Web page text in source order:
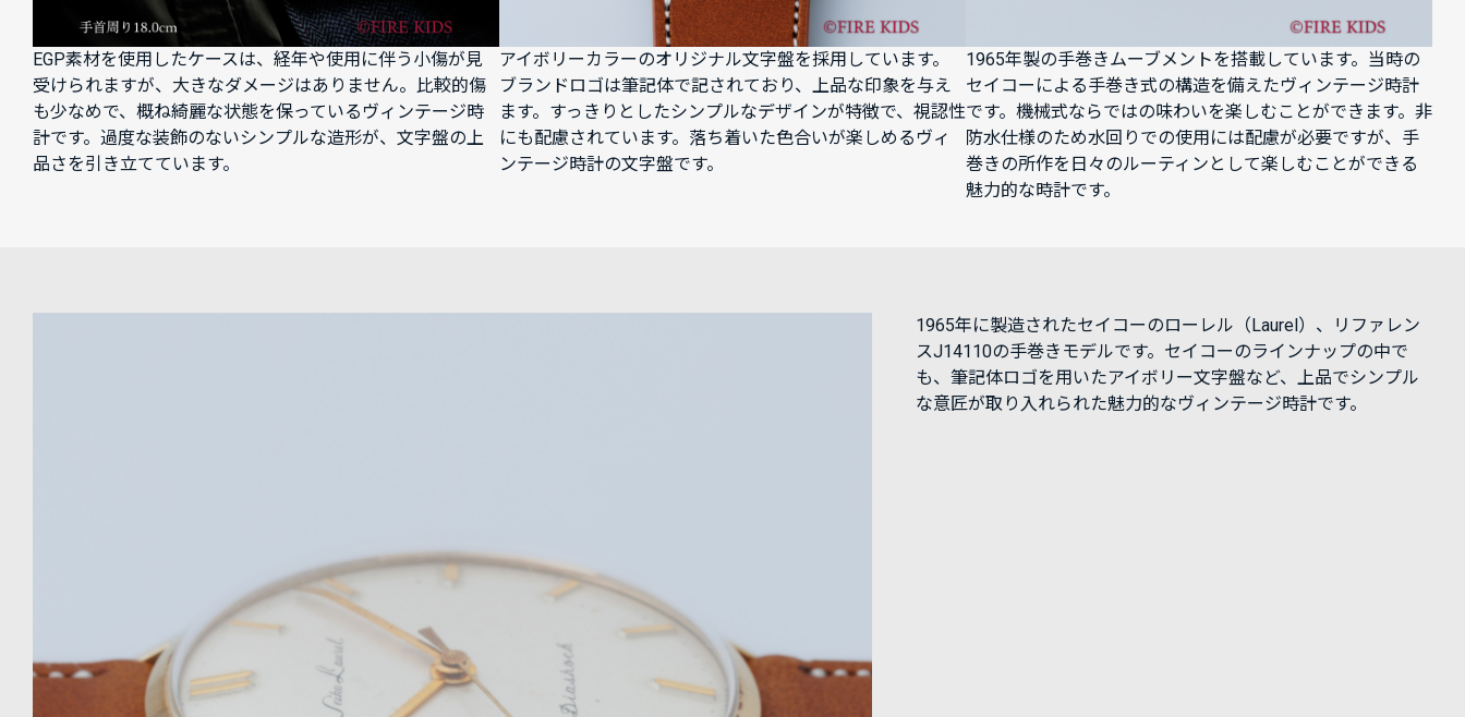
EGP素材を使用したケースは、経年や使用に伴う小傷が見
受けられますが、大きなダメージはありません。比較的傷
も少なめで、概ね綺麗な状態を保っているヴィンテージ時
計です。過度な装飾のないシンプルな造形が、文字盤の上
品さを引き立てています。
アイボリーカラーのオリジナル文字盤を採用しています。
ブランドロゴは筆記体で記されており、上品な印象を与え
ます。すっきりとしたシンプルなデザインが特徴で、視認性
にも配慮されています。落ち着いた色合いが楽しめるヴィ
ンテージ時計の文字盤です。
1965年製の手巻きムーブメントを搭載しています。当時の
セイコーによる手巻き式の構造を備えたヴィンテージ時計
です。機械式ならではの味わいを楽しむことができます。非
防水仕様のため水回りでの使用には配慮が必要ですが、手
巻きの所作を日々のルーティンとして楽しむことができる
魅力的な時計です。
1965年に製造されたセイコーのローレル（Laurel）、リファレン
スJ14110の手巻きモデルです。セイコーのラインナップの中で
も、筆記体ロゴを用いたアイボリー文字盤など、上品でシンプル
な意匠が取り入れられた魅力的なヴィンテージ時計です。